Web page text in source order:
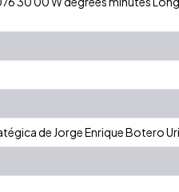
de Jorge Enrique Botero